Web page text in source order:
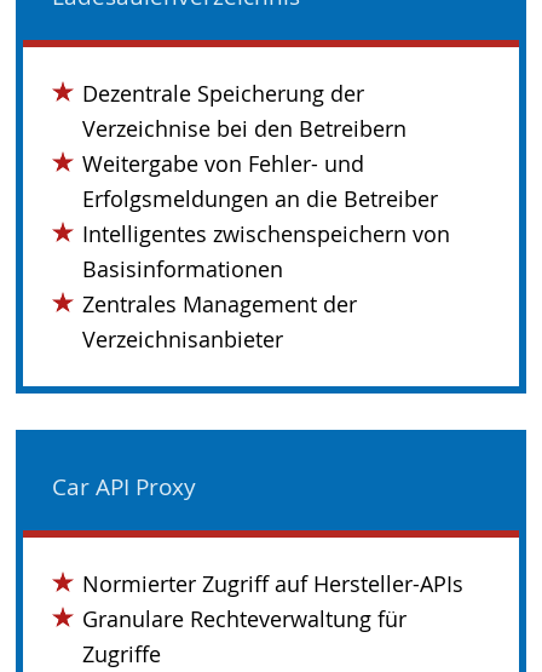
Dezentrale Speicherung der
Verzeichnise bei den Betreibern
Weitergabe von Fehler- und
Erfolgsmeldungen an die Betreiber
Intelligentes zwischenspeichern von
Basisinformationen
Zentrales Management der
Verzeichnisanbieter
Car API Proxy
Normierter Zugriff auf Hersteller-APIs
Granulare Rechteverwaltung für
Zugriffe